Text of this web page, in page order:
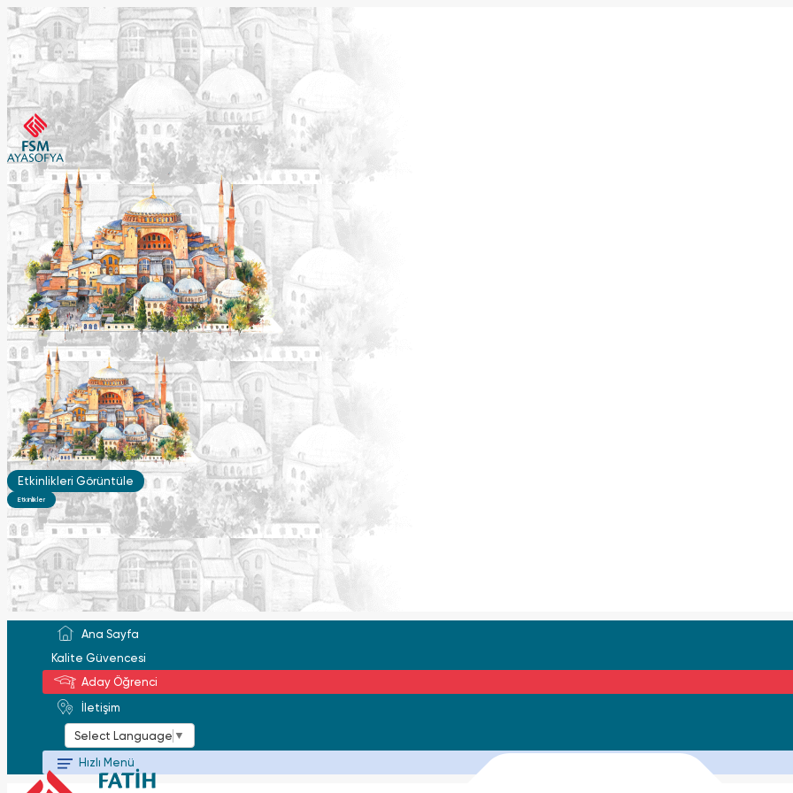
Etkinlikleri Görüntüle
Etkinlikleri Görüntüle
Etkinlikleri Görüntüle
Etkinlikler
Ana Sayfa
Kalite Güvencesi
Aday Öğrenci
İletişim
Select Language ▼
Hızlı Menü